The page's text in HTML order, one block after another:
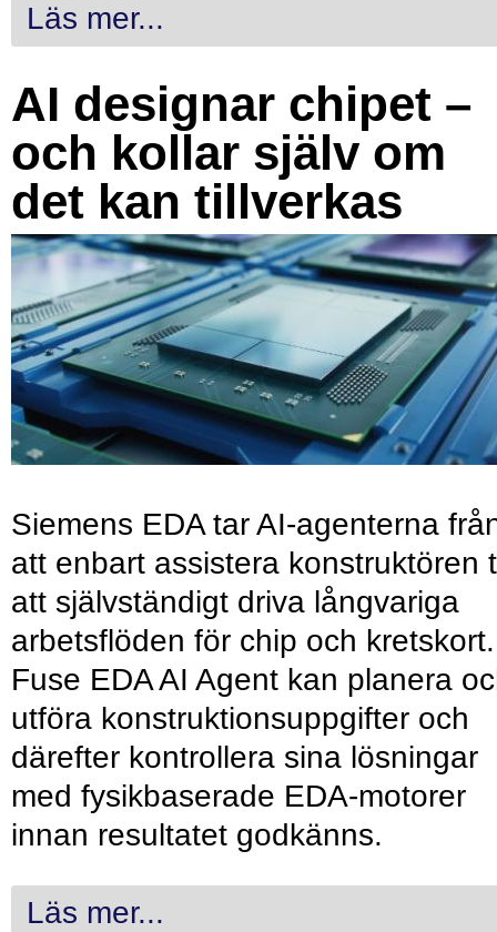
Läs mer...
AI designar chipet –
och kollar själv om
det kan tillverkas
Siemens EDA tar AI-agenterna
att enbart assistera konstruktören
att självständigt driva långvariga
arbetsflöden för chip och kretskort.
Fuse EDA AI Agent kan planera
utföra konstruktionsuppgifter och
därefter kontrollera sina lösningar
med fysikbaserade EDA-motorer
innan resultatet godkänns.
Läs mer...